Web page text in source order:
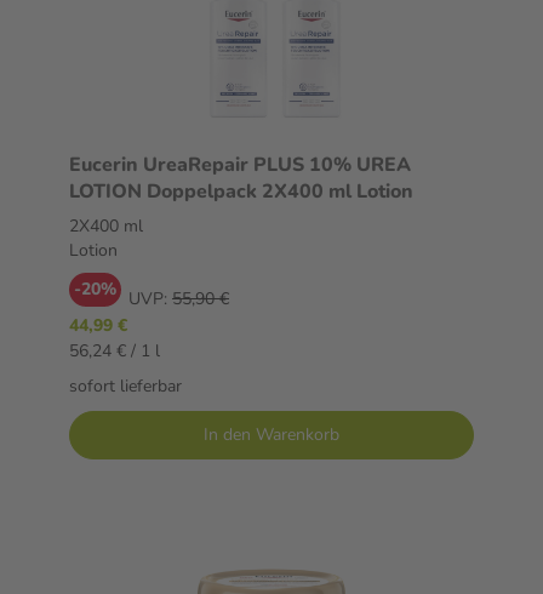
Eucerin UreaRepair PLUS 10% UREA
LOTION Doppelpack 2X400 ml Lotion
2X400 ml
Lotion
-20% UVP: 55,90 €
44,99 €
56,24 € / 1 l
sofort lieferbar
In den Warenkorb